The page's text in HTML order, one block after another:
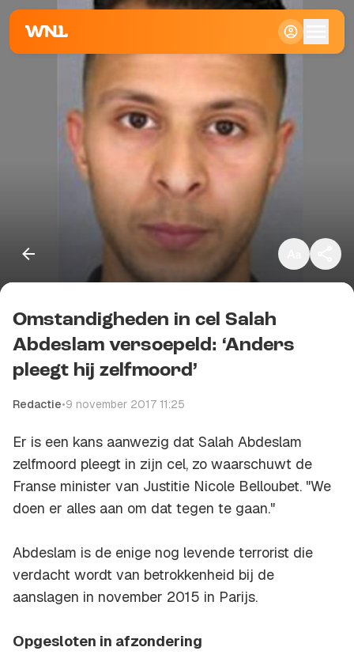
Klein
Standaard
Groot
Kopieer link
Omstandigheden in cel Salah
Abdeslam versoepeld: ‘Anders
pleegt hij zelfmoord’
Redactie•9 november 2017 11:25
Er is een kans aanwezig dat Salah Abdeslam
zelfmoord pleegt in zijn cel, zo waarschuwt de
Franse minister van Justitie Nicole Belloubet. "We
doen er alles aan om dat tegen te gaan."
Abdeslam is de enige nog levende terrorist die
verdacht wordt van betrokkenheid bij de
aanslagen in november 2015 in Parijs.
Opgesloten in afzondering